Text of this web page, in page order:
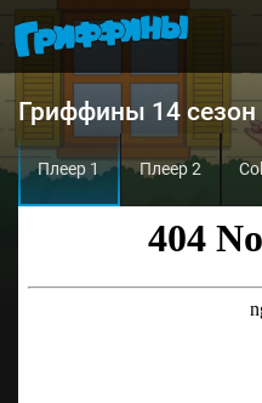
Гриффины 14 сезон
Плеер 1 Плеер 2